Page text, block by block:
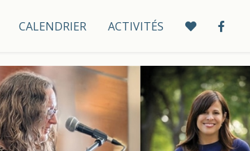
CALENDRIER ACTIVITÉS